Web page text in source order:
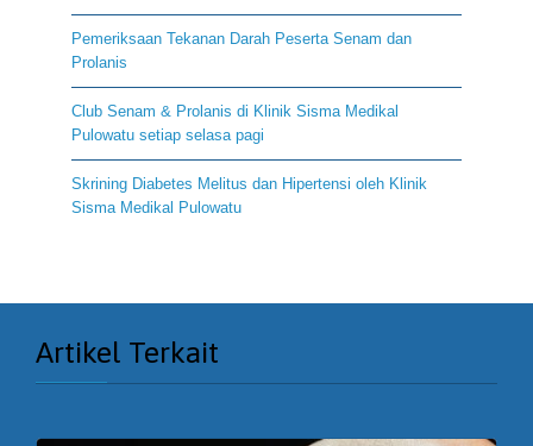
Pemeriksaan Tekanan Darah Peserta Senam dan
Prolanis
Club Senam & Prolanis di Klinik Sisma Medikal
Pulowatu setiap selasa pagi
Skrining Diabetes Melitus dan Hipertensi oleh Klinik
Sisma Medikal Pulowatu
Artikel Terkait